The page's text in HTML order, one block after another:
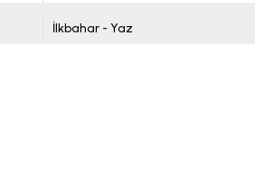
İlkbahar - Yaz